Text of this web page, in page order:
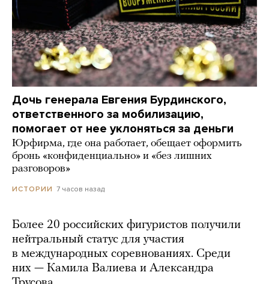
Дочь генерала Евгения Бурдинского,
ответственного за мобилизацию,
помогает от нее уклоняться за деньги
Юрфирма, где она работает, обещает оформить
бронь «конфиденциально» и «без лишних
разговоров»
ИСТОРИИ 7 часов назад
Более 20 российских фигуристов получили
нейтральный статус для участия
в международных соревнованиях. Среди
них — Камила Валиева и Александра